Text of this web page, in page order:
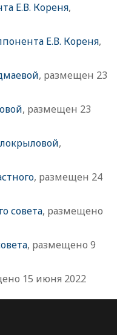
Е.В. Кореня,
Е.В. Кореня,
, размещен 23
, размещен 23
,
, размещен 24
совета, размещено
, размещено 9
15 июня 2022